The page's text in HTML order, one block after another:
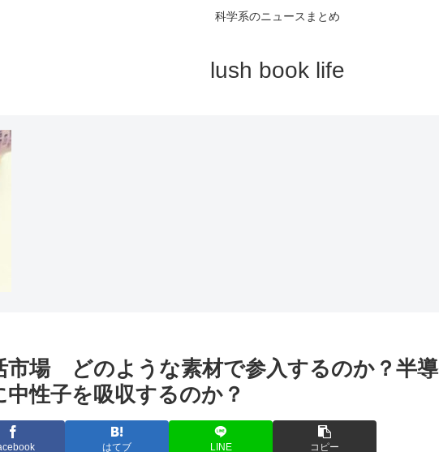
科学系のニュースまとめ
lush book life
市場 どのような素材で参入するのか？半導
性子を吸収するのか？
はてブ LINE コピー